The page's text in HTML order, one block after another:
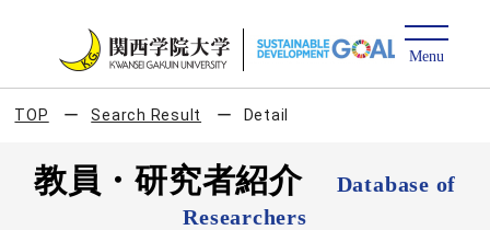
TOP Search Result Detail
教員・研究者紹介
Database of
Researchers